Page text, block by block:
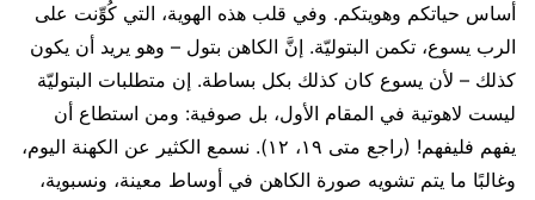
أساس حياتكم وهويتكم. وفي قلب هذه الهوية، التي كُوِّنت على
الرب يسوع، تكمن البتوليّة. إنَّ الكاهن بتول – وهو يريد أن يكون
كذلك – لأن يسوع كان كذلك بكل بساطة. إن متطلبات البتوليّة
ليست لاهوتية في المقام الأول، بل صوفية: ومن استطاع أن
يفهم فليفهم! (راجع متى ١٩، ١٢). نسمع الكثير عن الكهنة اليوم،
وغالبًا ما يتم تشويه صورة الكاهن في أوساط معينة، ونسبوية،